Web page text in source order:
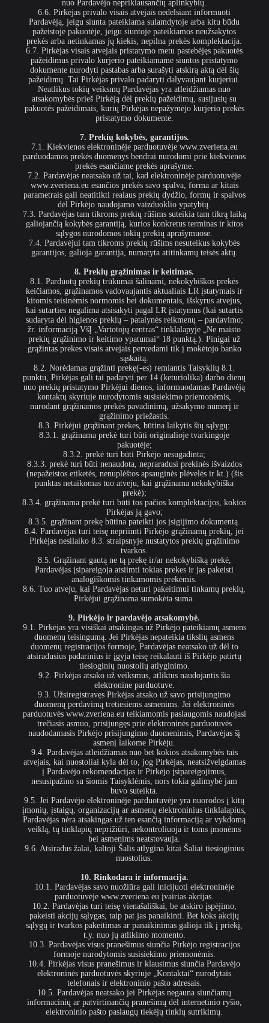
nuo Pardavėjo nepriklausančių aplinkybių.
6.6. Pirkėjas privalo visais atvejais nedelsiant informuoti
Pardavėją, jeigu siunta pateikiama sulamdytoje arba kitu būdu
pažeistoje pakuotėje, jeigu siuntoje pateikiamos neužsakytos
prekės arba netinkamas jų kiekis, nepilna prekės komplektacija.
6.7. Pirkėjas visais atvejais pristatymo metu pastebėjęs pakuotės
pažeidimus privalo kurjerio pateikiamame siuntos pristatymo
dokumente nurodyti pastabas arba surašyti atskirą aktą dėl šių
pažeidimų. Tai Pirkėjas privalo padaryti dalyvaujant kurjeriui.
Neatlikus tokių veiksmų Pardavėjas yra atleidžiamas nuo
atsakomybės prieš Pirkėją dėl prekių pažeidimų, susijusių su
pakuotės pažeidimais, kurių Pirkėjas nepažymėjo kurjerio prekės
pristatymo dokumente.
7. Prekių kokybės, garantijos.
7.1. Kiekvienos elektroninėje parduotuvėje www.zveriena.eu
parduodamos prekės duomenys bendrai nurodomi prie kiekvienos
prekės esančiame prekės aprašyme.
7.2. Pardavėjas neatsako už tai, kad elektroninėje parduotuvėje
www.zveriena.eu esančios prekės savo spalva, forma ar kitais
parametrais gali neatitikti realaus prekių dydžio, formų ir spalvos
dėl Pirkėjo naudojamo vaizduoklio ypatybių.
7.3. Pardavėjas tam tikroms prekių rūšims suteikia tam tikrą laiką
galiojančią kokybės garantiją, kurios konkretus terminas ir kitos
sąlygos nurodomos tokių prekių aprašymuose.
7.4. Pardavėjui tam tikroms prekių rūšims nesuteikus kokybės
garantijos, galioja garantija, numatyta atitinkamų teisės aktų.
8. Prekių grąžinimas ir keitimas.
8.1. Parduotų prekių trūkumai šalinami, nekokybiškos prekės
keičiamos, grąžinamos vadovaujantis aktualiais LR įstatymais ir
kitomis teisinėmis normomis bei dokumentais, išskyrus atvejus,
kai sutarties negalima atsisakyti pagal LR įstatymus (kai sutartis
sudaryta dėl higienos prekių – patalynės reikmenų – pardavimo;
žr. informaciją VšĮ „Vartotojų centras“ tinklalapyje „Ne maisto
prekių grąžinimo ir keitimo ypatumai“ 18 punktą.). Pinigai už
grąžintas prekes visais atvejais pervedami tik į mokėtojo banko
sąskaitą.
8.2. Norėdamas grąžinti prekę(-es) remiantis Taisyklių 8.1.
punktu, Pirkėjas gali tai padaryti per 14 (keturiolika) darbo dienų
nuo prekių pristatymo Pirkėjui dienos, informuodamas Pardavėją
kontaktų skyriuje nurodytomis susisiekimo priemonėmis,
nurodant grąžinamos prekės pavadinimą, užsakymo numerį ir
grąžinimo priežastis.
8.3. Pirkėjui grąžinant prekes, būtina laikytis šių sąlygų:
8.3.1. grąžinama prekė turi būti originalioje tvarkingoje
pakuotėje;
8.3.2. prekė turi būti Pirkėjo nesugadinta;
8.3.3. prekė turi būti nenaudota, nepraradusi prekinės išvaizdos
(nepažeistos etiketės, nenuplėštos apsauginės plėvelės ir kt.) (šis
punktas netaikomas tuo atveju, kai grąžinama nekokybiška
prekė);
8.3.4. grąžinama prekė turi būti tos pačios komplektacijos, kokios
Pirkėjas ją gavo;
8.3.5. grąžinant prekę būtina pateikti jos įsigijimo dokumentą.
8.4. Pardavėjas turi teisę nepriimti Pirkėjo grąžinamų prekių, jei
Pirkėjas nesilaiko 8.3. straipsnyje nustatytos prekių grąžinimo
tvarkos.
8.5. Grąžinant gautą ne tą prekę ir/ar nekokybišką prekė,
Pardavėjas įsipareigoja atsiimti tokias prekes ir jas pakeisti
analogiškomis tinkamomis prekėmis.
8.6. Tuo atveju, kai Pardavėjas neturi pakeitimui tinkamų prekių,
Pirkėjui grąžinama sumokėta suma.
9. Pirkėjo ir pardavėjo atsakomybė.
9.1. Pirkėjas yra visiškai atsakingas už Pirkėjo pateikiamų asmens
duomenų teisingumą. Jei Pirkėjas nepateikia tikslių asmens
duomenų registracijos formoje, Pardavėjas neatsako už dėl to
atsiradusius padarinius ir įgyja teisę reikalauti iš Pirkėjo patirtų
tiesioginių nuostolių atlyginimo.
9.2. Pirkėjas atsako už veiksmus, atliktus naudojantis šia
elektronine parduotuve.
9.3. Užsiregistravęs Pirkėjas atsako už savo prisijungimo
duomenų perdavimą tretiesiems asmenims. Jei elektroninės
parduotuvės www.zveriena.eu teikiamomis paslaugomis naudojasi
trečiasis asmuo, prisijungęs prie elektroninės parduotuvės
naudodamasis Pirkėjo prisijungimo duomenimis, Pardavėjas šį
asmenį laikome Pirkėju.
9.4. Pardavėjas atleidžiamas nuo bet kokios atsakomybės tais
atvejais, kai nuostoliai kyla dėl to, jog Pirkėjas, neatsižvelgdamas
į Pardavėjo rekomendacijas ir Pirkėjo įsipareigojimus,
nesusipažino su šiomis Taisyklėmis, nors tokia galimybė jam
buvo suteikta.
9.5. Jei Pardavėjo elektroninėje parduotuvėje yra nuorodos į kitų
įmonių, įstaigų, organizacijų ar asmenų elektroninius tinklalapius,
Pardavėjas nėra atsakingas už ten esančią informaciją ar vykdomą
veiklą, tų tinklapių neprižiūri, nekontroliuoja ir toms įmonėms
bei asmenims neatstovauja.
9.6. Atsiradus žalai, kaltoji Šalis atlygina kitai Šaliai tiesioginius
nuostolius.
10. Rinkodara ir informacija.
10.1. Pardavėjas savo nuožiūra gali inicijuoti elektroninėje
parduotuvėje www.zveriena.eu įvairias akcijas.
10.2. Pardavėjas turi teisę vienašališkai, be atskiro įspėjimo,
pakeisti akcijų sąlygas, taip pat jas panaikinti. Bet koks akcijų
sąlygų ir tvarkos pakeitimas ar panaikinimas galioja tik į priekį,
t.y. nuo jų atlikimo momento.
10.3. Pardavėjas visus pranešimus siunčia Pirkėjo registracijos
formoje nurodytomis susisiekimo priemonėmis.
10.4. Pirkėjas visus pranešimus ir klausimus siunčia Pardavėjo
elektroninės parduotuvės skyriuje „Kontaktai“ nurodytais
telefonais ir elektroninio pašto adresais.
10.5. Pardavėjas neatsako jei Pirkėjas negauna siunčiamų
informacinių ar patvirtinančių pranešimų dėl internetinio ryšio,
elektroninio pašto paslaugų tiekėjų tinklų sutrikimų.